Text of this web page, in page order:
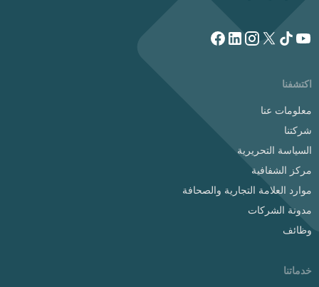
اكتشفنا
معلومات عنا
شركتنا
السياسة التحريرية
مركز الشفافية
موارد العلامة التجارية والصحافة
مدونة الشركات
وظائف
خدماتنا